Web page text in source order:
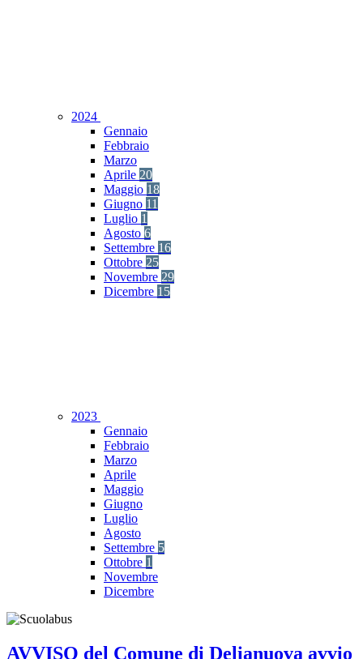
2024
Gennaio
Febbraio
Marzo
Aprile 20
Maggio 18
Giugno 11
Luglio 1
Agosto 6
Settembre 16
Ottobre 25
Novembre 29
Dicembre 15
2023
Gennaio
Febbraio
Marzo
Aprile
Maggio
Giugno
Luglio
Agosto
Settembre 5
Ottobre 1
Novembre
Dicembre
AVVISO del Comune di Delianuova avvio